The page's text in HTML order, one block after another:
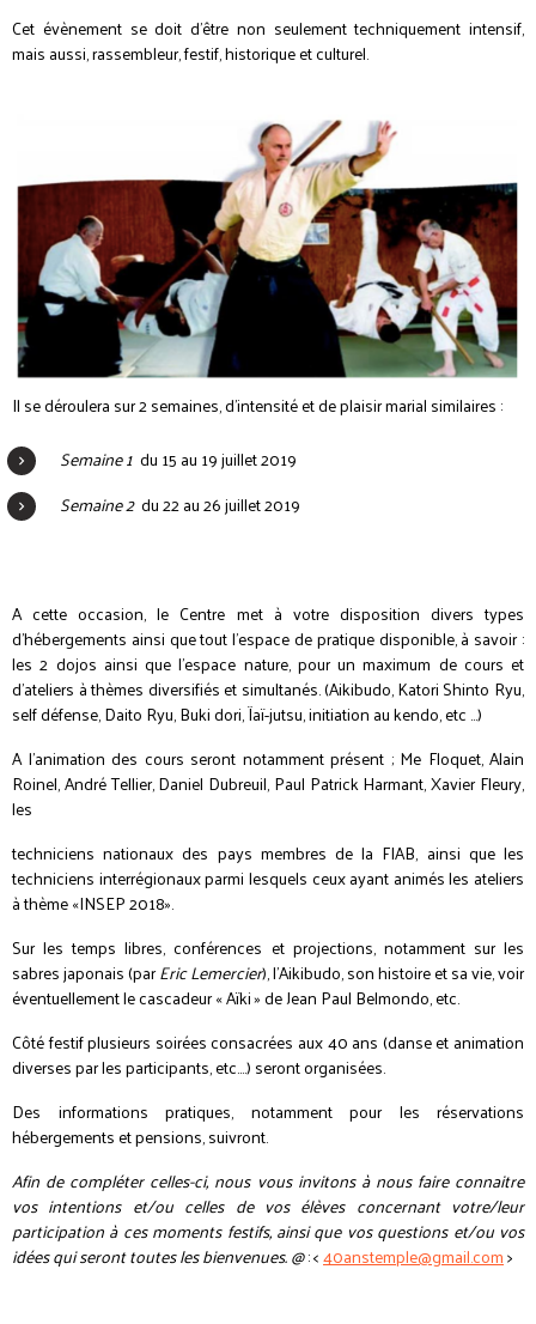
Cet évènement se doit d’être non seulement techniquement intensif,
mais aussi, rassembleur, festif, historique et culturel.
Il se déroulera sur 2 semaines, d’intensité et de plaisir marial similaires :
Semaine 1 du 15 au 19 juillet 2019
Semaine 2 du 22 au 26 juillet 2019
A cette occasion, le Centre met à votre disposition divers types
d’hébergements ainsi que tout l'espace de pratique disponible, à savoir :
les 2 dojos ainsi que l'espace nature, pour un maximum de cours et
d'ateliers à thèmes diversifiés et simultanés. (Aikibudo, Katori Shinto Ryu,
self défense, Daito Ryu, Buki dori, Ïaï-jutsu, initiation au kendo, etc …)
A l’animation des cours seront notamment présent ; Me Floquet, Alain
Roinel, André Tellier, Daniel Dubreuil, Paul Patrick Harmant, Xavier Fleury,
les
techniciens nationaux des pays membres de la FIAB, ainsi que les
techniciens interrégionaux parmi lesquels ceux ayant animés les ateliers
à thème «INSEP 2018».
Sur les temps libres, conférences et projections, notamment sur les
sabres japonais (parEric Lemercier), l’Aikibudo, son histoire et sa vie, voir
éventuellement le cascadeur « Aïki » de Jean Paul Belmondo, etc.
Côté festif plusieurs soirées consacrées aux 40 ans (danse et animation
diverses par les participants, etc.…) seront organisées.
Des informations pratiques, notamment pour les réservations
hébergements et pensions, suivront.
Afin de compléter celles-ci, nous vous invitons à nous faire connaitre
vos intentions et/ou celles de vos élèves concernant votre/leur
participation à ces moments festifs, ainsi que vos questions et/ou vos
idées qui seront toutes les bienvenues. @: <40anstemple@gmail.com>